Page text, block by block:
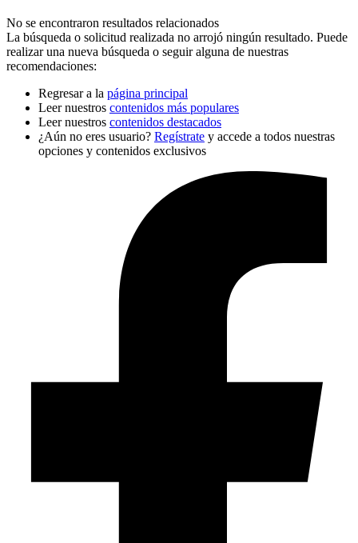
No se encontraron resultados relacionados
La búsqueda o solicitud realizada no arrojó ningún resultado. Puede
realizar una nueva búsqueda o seguir alguna de nuestras
recomendaciones:
Regresar a la página principal
Leer nuestros contenidos más populares
Leer nuestros contenidos destacados
¿Aún no eres usuario? Regístrate y accede a todos nuestras
opciones y contenidos exclusivos